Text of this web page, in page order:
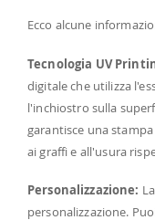
Ecco alcune
Tecnologia UV
digitale che utilizza
l'inchiostro sulla
garantisce una
ai graffi e all'usura
Personalizzazione:
personalizzazione.